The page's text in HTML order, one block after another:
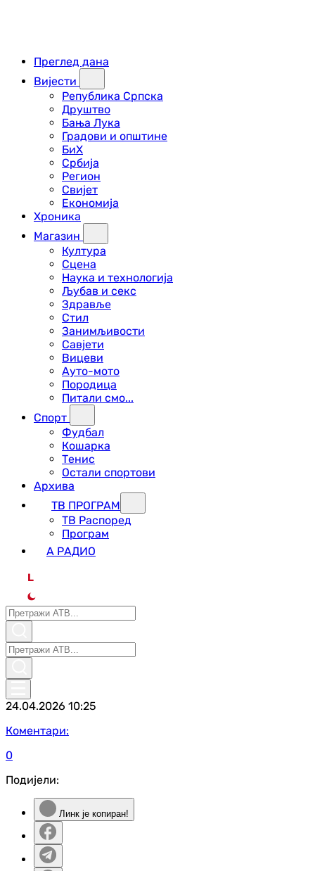
Преглед дана
Вијести
Република Српска
Друштво
Бања Лука
Градови и општине
БиХ
Србија
Регион
Свијет
Економија
Хроника
Магазин
Култура
Сцена
Наука и технологија
Љубав и секс
Здравље
Стил
Занимљивости
Савјети
Вицеви
Ауто-мото
Породица
Питали смо...
Спорт
Фудбал
Кошарка
Тенис
Остали спортови
Архива
ТВ ПРОГРАМ
ТВ Распоред
Програм
А РАДИО
L
24.04.2026 10:25
Коментари:
0
Подијели:
Линк је копиран!